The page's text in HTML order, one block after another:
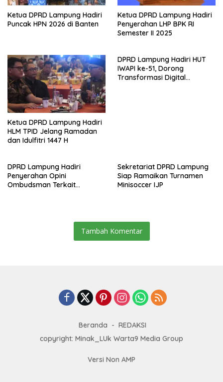
Ketua DPRD Lampung Hadiri
Puncak HPN 2026 di Banten
Ketua DPRD Lampung Hadiri
Penyerahan LHP BPK RI
Semester II 2025
Ketua DPRD Lampung Hadiri
HLM TPID Jelang Ramadan
dan Idulfitri 1447 H
DPRD Lampung Hadiri HUT
IWAPI ke-51, Dorong
Transformasi Digital
DPRD Lampung Hadiri
Penyerahan Opini
Ombudsman Terkait
Sekretariat DPRD Lampung
Siap Ramaikan Turnamen
Minisoccer IJP
Tambah Komentar
Beranda
REDAKSI
copyright: Minak_LUk Warta9 Media Group
Versi Non AMP